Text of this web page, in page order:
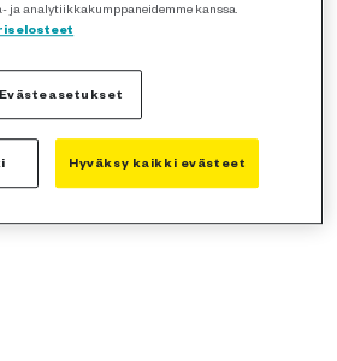
ja analytiikkakumppaneidemme kanssa.
Evästeasetukset
Hyväksy kaikki evästeet